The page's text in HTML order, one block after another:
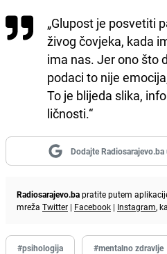
„Glupost je posvetiti
živog čovjeka, kada
ima nas. Jer ono što
podaci to nije
To je blijeda slika,
ličnosti.“
Dodajte
Radiosarajevo.bapratite putem
mreža Twitter | Facebook | Instagram,
#psihologija #mentalno zdravlje